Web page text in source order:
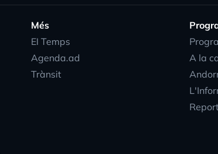
Més
EI Temps
Agenda.ad
Trànsit
A la